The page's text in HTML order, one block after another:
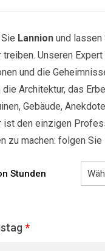
Lannion und lassen
Unseren
und die
Architektur, das
Gebäude,
ist den einzigen
zu machen: folgen Sie
Stunden
*